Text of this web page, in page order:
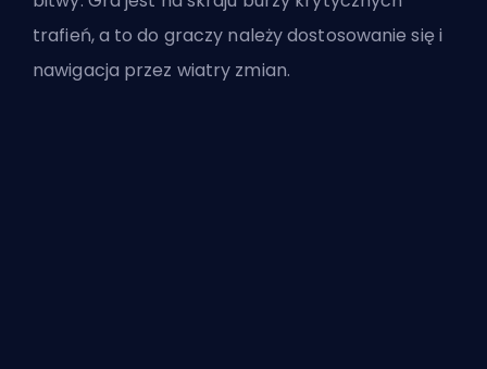
trafień, a to do graczy należy dostosowanie się i
nawigacja przez wiatry zmian.